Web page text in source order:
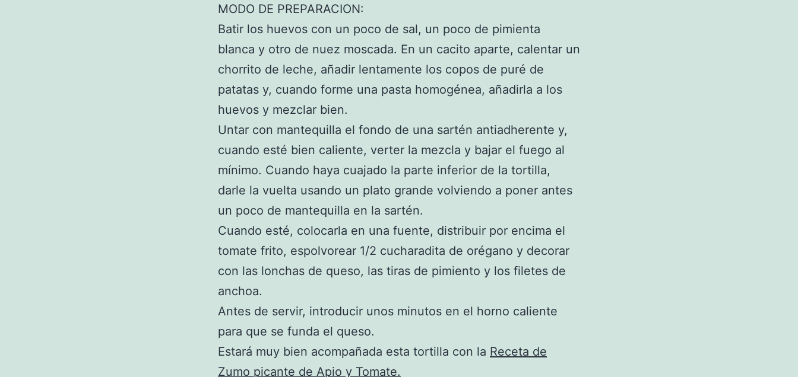
MODO DE PREPARACION:
Batir los huevos con un poco de sal, un poco de pimienta
blanca y otro de nuez moscada. En un cacito aparte, calentar un
chorrito de leche, añadir lentamente los copos de puré de
patatas y, cuando forme una pasta homogénea, añadirla a los
huevos y mezclar bien.
Untar con mantequilla el fondo de una sartén antiadherente y,
cuando esté bien caliente, verter la mezcla y bajar el fuego al
mínimo. Cuando haya cuajado la parte inferior de la tortilla,
darle la vuelta usando un plato grande volviendo a poner antes
un poco de mantequilla en la sartén.
Cuando esté, colocarla en una fuente, distribuir por encima el
tomate frito, espolvorear 1/2 cucharadita de orégano y decorar
con las lonchas de queso, las tiras de pimiento y los filetes de
anchoa.
Antes de servir, introducir unos minutos en el horno caliente
para que se funda el queso.
Estará muy bien acompañada esta tortilla con la Receta de
Zumo picante de Apio y Tomate.